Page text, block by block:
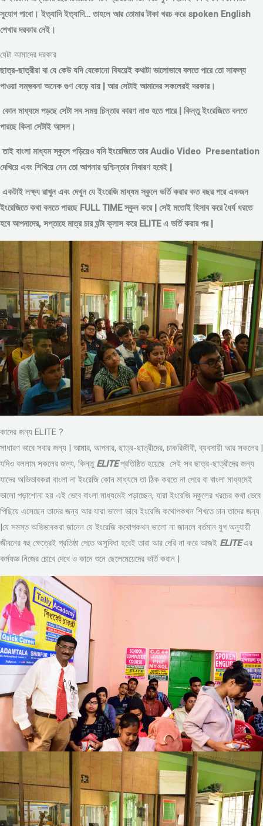
সুযোগ পাবো। ইত্যাদি ইত্যাদি… তাহলে আর তোমার টাকা খরচ করে spoken English
শেখার দরকার নেই।
যেটা আমাদের দরকার
ছাত্র-ছাত্রীরা বা যে কেউ যদি যেকোনো বিষয়েই কথাটা ভালোভাবে বলতে পারে তো সাফল্য
পাওয়া সম্ভবনা অনেক গুণ বেড়ে যায় | আর সেটাই আমাদের সকলেরই দরকার।
কোন মাধ্যমে পড়ছে সেটা সব সময় চিন্তার কারণ নাও হতে পারে | কিন্তু ইংরেজিতে বলতে
পারছে কিনা সেটাই আসল।
তাই বাংলা মাধ্যম স্কুলে পড়িয়েও যদি ইংরেজিতে তার Audio Video Presentation
দেখিয়ে এবং শিখিয়ে নেন তো আপনার দুশ্চিন্তার নিবারণ হবেই |
একটাই লক্ষ্য রাখুন এবং দেখুন যে ইংরেজি মাধ্যম স্কুলে ভর্তি করার কত বছর পরে একজন
ইংরেজিতে কথা বলতে পারছে FULL TIME স্কুল করে | সেই মতোই হিসাব করে ধৈর্য ধরতে
হবে আপনাদের, সপ্তাহে মাত্র চার ঘন্টা ক্লাস করে ELITE এ ভর্তি করার পর |
কাদের জন্য ELITE ?
সাধারণ ভাবে সবার জন্য | আমার, আপনার, ছাত্র-ছাত্রীদের, চাকরিজীবী, ব্যবসায়ী আর সকলের |
যদিও বললাম সকলের জন্য, কিন্তু ELITEপ্রতিষ্ঠিত হয়েছে সেই সব ছাত্র-ছাত্রীদের জন্য
যাদের অভিভাবকরা বাংলা না ইংরেজি কোন মাধ্যমে তা ঠিক করতে না পেরে বা বাংলা মাধ্যমেই
ভালো পড়াশোনা হয় এই ভেবে বাংলা মাধ্যমেই পড়াচ্ছেন, যারা ইংরেজি স্কুলের খরচের কথা ভেবে
পিছিয়ে এসেছেন তাদের জন্য আর যারা ভালো ভাবে ইংরেজি কথোপকথন শিখতে চান তাদের জন্য
|যে সমস্ত অভিভাবকরা জানেন যে ইংরেজি কথোপকথন ভালো না জানলে বর্তমান যুগ অনুযায়ী
জীবনের বহু ক্ষেত্রেই প্রতিষ্ঠা পেতে অসুবিধা হবেই তারা আর দেরি না করে আজই ELITEএর
কর্মযজ্ঞ নিজের চোখে দেখে ও কানে শুনে ছেলেমেয়েদের ভর্তি করান |